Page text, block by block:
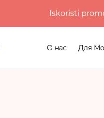
Iskoristi
О нас Для